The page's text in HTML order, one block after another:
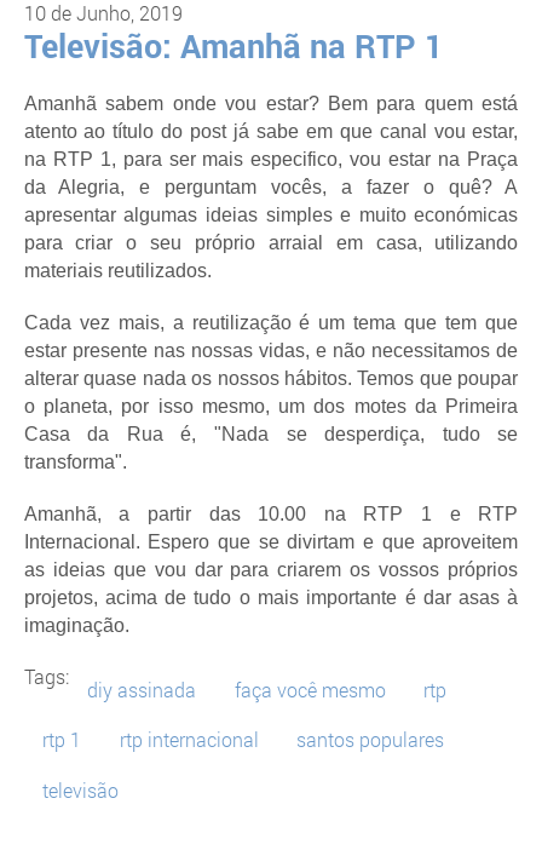
10 de Junho, 2019
Televisão: Amanhã na RTP 1
Amanhã sabem onde vou estar? Bem para quem está
atento ao título do post já sabe em que canal vou estar,
na RTP 1, para ser mais especifico, vou estar na Praça
da Alegria, e perguntam vocês, a fazer o quê? A
apresentar algumas ideias simples e muito económicas
para criar o seu próprio arraial em casa, utilizando
materiais reutilizados.
Cada vez mais, a reutilização é um tema que tem que
estar presente nas nossas vidas, e não necessitamos de
alterar quase nada os nossos hábitos. Temos que poupar
o planeta, por isso mesmo, um dos motes da Primeira
Casa da Rua é, "Nada se desperdiça, tudo se
transforma".
Amanhã, a partir das 10.00 na RTP 1 e RTP
Internacional. Espero que se divirtam e que aproveitem
as ideias que vou dar para criarem os vossos próprios
projetos, acima de tudo o mais importante é dar asas à
imaginação.
Tags:
diy assinada faça você mesmo rtp
rtp 1 rtp internacional santos populares
televisão